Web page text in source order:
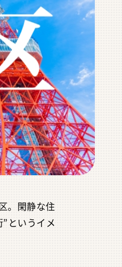
。閑静な住
というイメ